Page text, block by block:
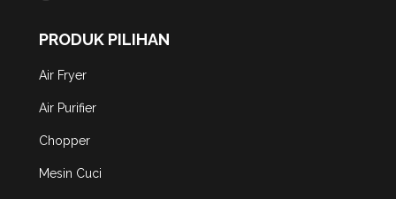
PRODUK PILIHAN
Air Fryer
Air Purifier
Chopper
Mesin Cuci